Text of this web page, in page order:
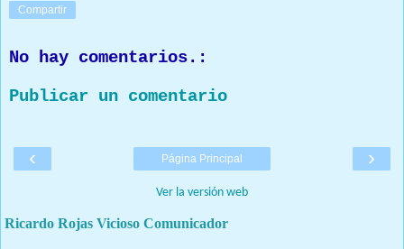
Compartir
No hay comentarios.:
Publicar un comentario
‹ ›
Página Principal
Ver la versión web
Ricardo Rojas Vicioso Comunicador